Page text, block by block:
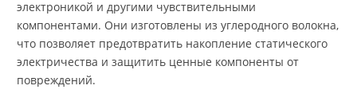
электроникой и другими чувствительными
компонентами. Они изготовлены из углеродного волокна,
что позволяет предотвратить накопление статического
электричества и защитить ценные компоненты от
повреждений.